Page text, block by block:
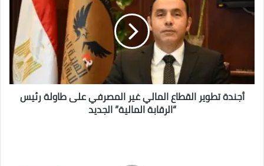
القطاع
طاولة
رئيس
“الرقابة
أجندة تطوير القطاع المالي غير المصرفي على طاولة رئيس
“الرقابة المالية” الجديد